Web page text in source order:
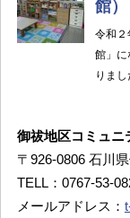
御祓地区コミュニ
〒926-0806 石川
TELL：0767-53-
メールアドレス：